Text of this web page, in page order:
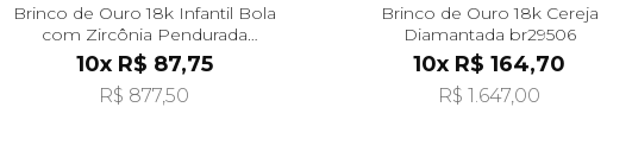
Brinco de Ouro 18k Infantil Bola
com Zircônia Pendurada
br29496
10x R$ 87,75
R$ 877,50
Brinco de Ouro 18k Cereja
Diamantada br29506
10x R$ 164,70
R$ 1.647,00